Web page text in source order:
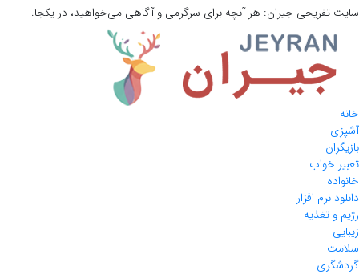
سایت تفریحی جیران: هر آنچه برای سرگرمی و آگاهی می‌خواهید، در یکجا.
خانه
آشپزی
بازیگران
تعبیر خواب
خانواده
دانلود نرم افزار
رژیم و تغذیه
زیبایی
سلامت
گردشگری